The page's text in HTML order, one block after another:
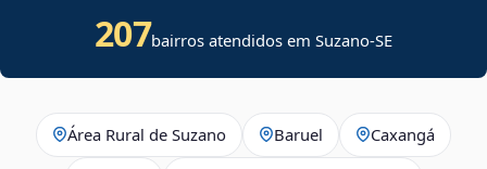
207bairros atendidos emSuzano-SE
Área Rural de Suzano Baruel Caxangá